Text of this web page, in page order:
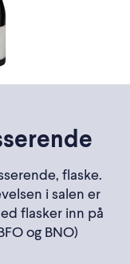
flaske.
i salen er
flasker inn på
og BNO)